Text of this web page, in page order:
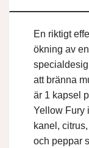
En riktigt
ökning av
att bränna
är 1 kapsel
Yellow Fury
kanel,
och peppar